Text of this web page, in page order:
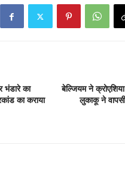
का
का कराया
बेल्जियम ने
लुकाकू ने